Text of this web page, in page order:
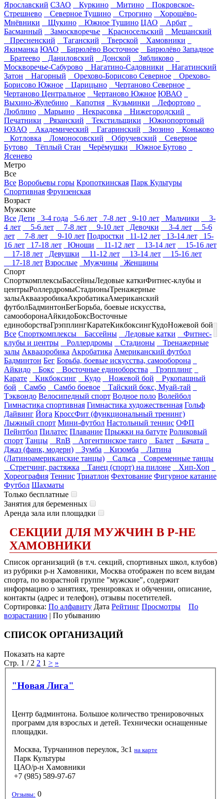
Ярославский СЗАО Куркино Митино
Покровское-
Стрешнево
Северное Тушино Строгино
Хорошёво-
Мнёвники
Щукино Южное Тушино ЦАО
Арбат
Басманный
Замоскворечье Красносельский
Мещанский
Пресненский
Таганский Тверской
Хамовники
Якиманка ЮАО Бирюлёво Восточное
Бирюлёво Западное
Братеево
Даниловский Донской
Зябликово
Москворечье-Сабурово
Нагатино-Садовники
Нагатинский
Затон
Нагорный Орехово-Борисово Северное
Орехово-
Борисово Южное
Царицыно
Чертаново Северное
Чертаново Центральное
Чертаново Южное ЮВАО
Выхино-Жулебино
Капотня Кузьминки
Лефортово
Люблино
Марьино Некрасовка
Нижегородский
Печатники
Рязанский Текстильщики
Южнопортовый
ЮЗАО
Академический Гагаринский Зюзино
Коньково
Котловка
Ломоносовский Обручевский
Северное
Бутово
Тёплый Стан Черёмушки
Южное Бутово
Ясенево
Метро
Все
Все Воробьевы горы Кропоткинская Парк Культуры
Спортивная Фрунзенская
Возраст
Мужские
Все Дети 3-4 года 5-6 лет 7-8 лет 9-10 лет Мальчики
3-
4 лет
5-6 лет 7-8 лет 9-10 лет Девочки 3-4 лет
5-6
лет
7-8 лет 9-10 лет Подростки 11-12 лет 13-14 лет
15-
16 лет
17-18 лет Юноши 11-12 лет 13-14 лет
15-16 лет
17-18 лет
Девушки 11-12 лет 13-14 лет
15-16 лет
17-18 лет Взрослые Мужчины
Женщины
Спорт
СпорткомплексыБассейныЛедовые каткиФитнес-клубы и
центрыРоллердромыСтадионыТренажерные
залыАквааэробикаАкробатикаАмериканский
футболБадминтонБегБорьба, боевые искусства,
самооборонаАйкидоБоксВосточные
единоборстваГрэпплингКаратеКикбоксингКудоНожевой бой
Все Спорткомплексы Бассейны Ледовые катки
Фитнес-
клубы и центры
Роллердромы Стадионы
Тренажерные
залы Аквааэробика Акробатика Американский футбол
Бадминтон Бег Борьба, боевые искусства, самооборона
Айкидо
Бокс Восточные единоборства
Грэпплинг
Карате
Кикбоксинг Кудо Ножевой бой
Рукопашный
бой
Самбо Самбо боевое
Тайский бокс, Муай-тай
Тэквондо Велосипедный спорт Водное поло Волейбол
Гимнастика спортивная Гимнастика художественная Гольф
Дайвинг Йога КроссФит (функциональный тренинг)
Лыжный спорт Мини-футбол Настольный теннис ОФП
Пейнтбол Пилатес Плавание Прыжки на батуте Роликовый
спорт Танцы RnB Аргентинское танго Балет
Бачата
Джаз (фанк, модерн)
Зумба Кизомба
Латина
(Латиноамериканские танцы)
Сальса
Современные танцы
Стретчинг, растяжка
Танец (спорт) на пилоне
Хип-Хоп
Хореография Теннис Триатлон Фехтование Фигурное катание
Футбол Шахматы
Только бесплатные
Занятия для беременных
Аренда зала или площадки
СЕКЦИИ ДЛЯ МУЖЧИН В Р-НЕ
ХАМОВНИКИ
Список организаций (в т.ч. секций, спортивных школ, клубов)
из рубрики р-н Хамовники, Москва отображен по всем видам
спорта, по возрастной группе "мужские", содержит
информацию о занятиях, тренировках и обучении, описание,
контакты (адрес и телефон), отзывы посетителей.
Сортировка: По алфавиту Дата Рейтинг Просмотры
По
возрастанию | По убыванию
СПИСОК ОРГАНИЗАЦИЙ
Показать на карте
Стр. 1 / 2 2 1 > »
"Новая Лига"
Центр бадминтона. Большое количество тренировочных
программ для взрослых и детей. Технически оснащенные
площадки.
Москва, Турчанинов переулок, 3с1 на карте
Парк Культуры
ЦАО/р-н Хамовники
+7 (985) 589-97-67
Отзывы: 0